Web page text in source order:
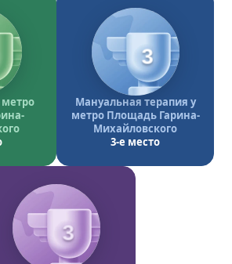
метро
3
Мануальная терапия у
метро Площадь Гарина-
Михайловского
3-е место
3